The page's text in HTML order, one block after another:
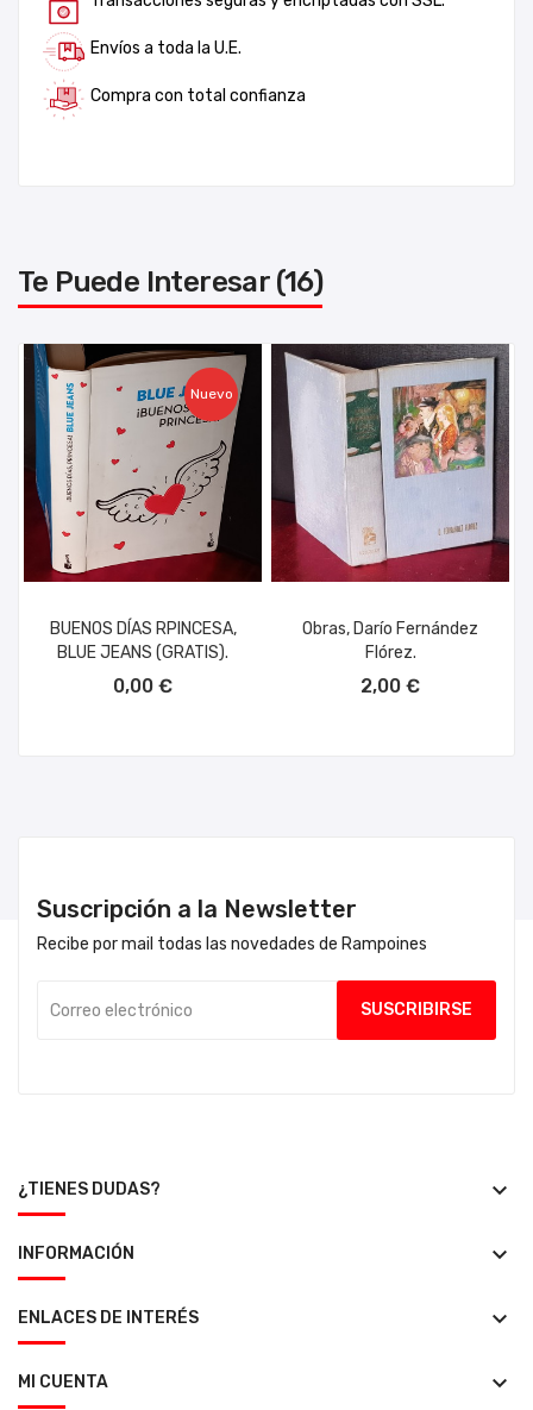
Envíos a toda la U.E.
Compra con total confianza
Te Puede Interesar (16)
Nuevo
BUENOS DÍAS RPINCESA,
BLUE JEANS (GRATIS).
0,00 €
Obras, Darío Fernández
Flórez.
2,00 €
Suscripción a la Newsletter
Recibe por mail todas las novedades de Rampoines
¿TIENES DUDAS? keyboard_arrow_down
INFORMACIÓN keyboard_arrow_down
ENLACES DE INTERÉS keyboard_arrow_down
MI CUENTA keyboard_arrow_down